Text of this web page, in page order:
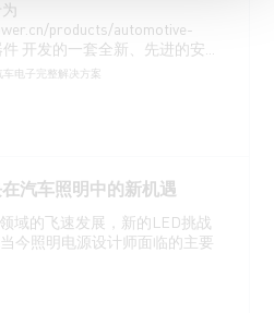
products/automotive-
开发的一套全新、先进的安...
车电子完整解决方案
在汽车照明中的新机遇
域的飞速发展，新的LED挑战
今照明电源设计师面临的主要